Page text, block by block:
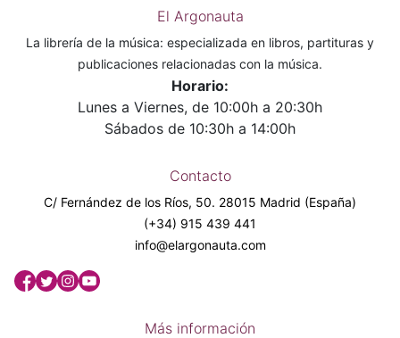
El Argonauta
La librería de la música: especializada en libros, partituras y
publicaciones relacionadas con la música.
Horario:
Lunes a Viernes, de 10:00h a 20:30h
Sábados de 10:30h a 14:00h
Contacto
C/ Fernández de los Ríos, 50. 28015 Madrid (España)
(+34) 915 439 441
info@elargonauta.com
Más información